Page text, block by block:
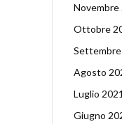
Novembre
Ottobre
Settembre
Agosto
Luglio 2021
Giugno